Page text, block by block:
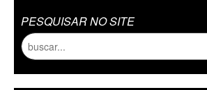
PESQUISAR NO SITE